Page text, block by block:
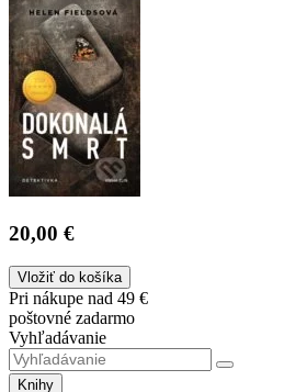
20,00 €
Vložiť do košíka
Pri nákupe nad 49 €
poštovné zadarmo
Vyhľadávanie
Knihy